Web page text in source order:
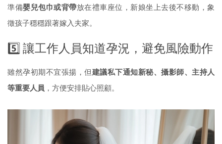
準備嬰兒包巾或背帶放在禮車座位，新娘坐上去後不移動，象
徵孩子穩穩跟著嫁入夫家。
5️⃣ 讓工作人員知道孕況，避免風險動作
雖然孕初期不宜張揚，但建議私下通知新秘、攝影師、主持人
等重要人員 ，方便安排貼心照顧。